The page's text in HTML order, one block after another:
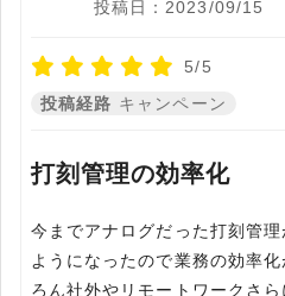
投稿日：2023/09/15
5/5
投稿経路 キャンペーン
打刻管理の効率化
今までアナログだった打刻管
ようになったので業務の効率
ろん社外やリモートワークさ